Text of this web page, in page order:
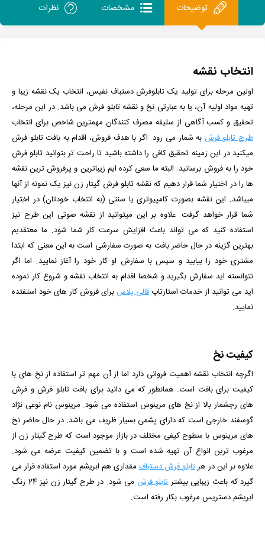
توضیحات مشخصات نظرات
انتخاب نقشه
اولین مرحله برای تولید یک تابلوفرش دستباف نفیس، انتخاب یک نقشه زیبا و
تهیه مواد اولیه آن، یا به عبارتی نخ و نقشه تابلو فرش می باشد. در این مرحله،
تحقیق و کسب آگاهی از سلیقه مصرف کنندگان مهمترین شاخص برای انتخاب
طرح تابلو فرش به شمار می رود. اگر با هدف فروش، اقدام به بافت تابلو فرش
میکنید در این زمینه تحقیق کافی را داشته باشید تا راحت تر بتوانید تابلو فرش
خود را به فروش برسانید. البته ما سعی کرده ایم زیباترین و پرفروش ترین نقشه
ها را در اختیار شما قرار دهیم که نقشه تابلو فرش گیتار زن نیز یک نمونه از آنها
میباشد. این نقشه بصورت کامپیوتری یا سنتی (به انتخاب خودتان) در اختیار
شما قرار خواهد گرفت. علاوه بر این میتوانید از نقشه صوتی این طرح نیز
استفاده کنید که می تواند باعث افزایش سرعت کار شما شود. ما معتقدیم
بهترین گزینه در حال حاضر بافت به صورت سفارشی است به این معنی که ابتدا
مشتری خود را بیابید و سپس با سفارش او کار خود را آغاز نمایید. اما اگر
نتوانسته اید سفارش بگیرید و شخصا اقدام به انتخاب نقشه و شروع کار نموده
اید می توانید از خدمات استارتاپ قالی پلاس برای فروش کار های خود استفتده
نمایید.
کیفیت نخ
اگرچه انتخاب نقشه اهمیت فروانی دارد اما از آن مهم تر استفاده از نخ های با
کیفیت برای بافت است. همانطور که می دانید برای بافت تابلو فرش و فرش
های رجشمار بالا از نخ های مرینوس استفاده می شود. مرینوس نام نوعی نژاد
گوسفند خارجی است که دارای پشمی بسیار ظریف می باشد. در حال حاضر نخ
های مرینوس با سطوح کیفی مختلف در بازار موجود است که طرح گیتار زن از
مرغوب ترین انواع آن تهیه شده است و با تضمین کیفیت عرضه می شود.
علاوه بر این در هرتابلو فرش دستباف مقداری هم ابریشم مورد استفاده قرار می
گیرد که باعث زیبایی بیشتر تابلو فرش
می شود. در طرح گیتار زن نیز 24 رنگ
ابریشم دستریس مرغوب بکار رفته است.